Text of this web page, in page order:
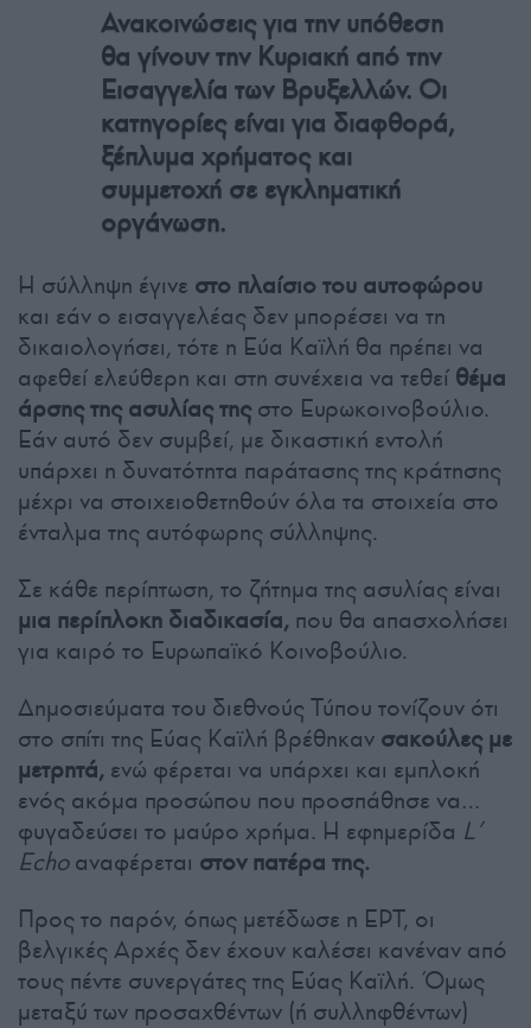
Ανακοινώσεις για την υπόθεση
θα γίνουν την Κυριακή από την
Εισαγγελία των Βρυξελλών. Οι
κατηγορίες είναι για διαφθορά,
ξέπλυμα χρήματος και
συμμετοχή σε εγκληματική
οργάνωση.
Η σύλληψη έγινε στο πλαίσιο του αυτοφώρου
και εάν ο εισαγγελέας δεν μπορέσει να τη
δικαιολογήσει, τότε η Εύα Καϊλή θα πρέπει να
αφεθεί ελεύθερη και στη συνέχεια να τεθεί θέμα
άρσης της ασυλίας τηςστο Ευρωκοινοβούλιο.
Εάν αυτό δεν συμβεί, με δικαστική εντολή
υπάρχει η δυνατότητα παράτασης της κράτησης
μέχρι να στοιχειοθετηθούν όλα τα στοιχεία στο
ένταλμα της αυτόφωρης σύλληψης.
Σε κάθε περίπτωση, το ζήτημα της ασυλίας είναι
μια περίπλοκη διαδικασία, που θα απασχολήσει
για καιρό το Ευρωπαϊκό Κοινοβούλιο.
Δημοσιεύματα του διεθνούς Τύπου τονίζουν ότι
στο σπίτι της Εύας Καϊλή βρέθηκαν σακούλες με
μετρητά, ενώ φέρεται να υπάρχει και εμπλοκή
ενός ακόμα προσώπου που προσπάθησε να…
φυγαδεύσει το μαύρο χρήμα. Η εφημερίδα L’
Echoαναφέρεται στον πατέρα της.
Προς το παρόν, όπως μετέδωσε η ΕΡΤ, οι
βελγικές Αρχές δεν έχουν καλέσει κανέναν από
τους πέντε συνεργάτες της Εύας Καϊλή. Όμως
μεταξύ των προσαχθέντων (ή συλληφθέντων)